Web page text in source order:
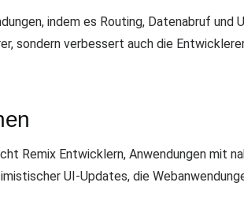
indem es Routing, Datenabruf und
sondern verbessert auch die
Remix Entwicklern, Anwendungen mit
UI-Updates, die